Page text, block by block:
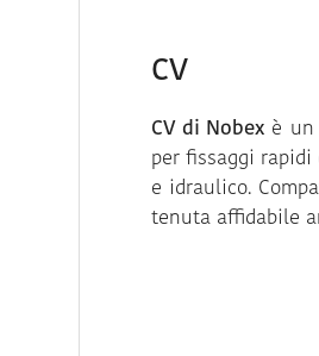
CV
CV di Nobex è un
per fissaggi
e idraulico.
tenuta affidabile